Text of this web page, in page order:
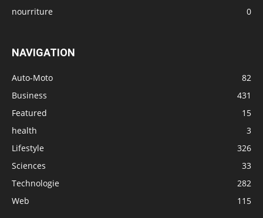
nourriture
0
NAVIGATION
Auto-Moto
82
Business
431
Featured
15
health
3
Lifestyle
326
Sciences
33
Technologie
282
Web
115